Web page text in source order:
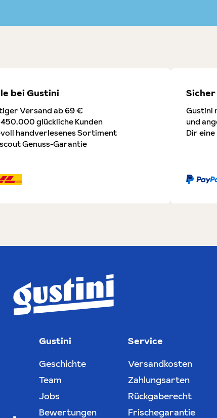
bei Gustini
Versand ab 69 €
glückliche Kunden
handverlesenes Sortiment
Genuss-Garantie
Gustini
und
Dir
Gustini
Geschichte
Team
Jobs
Bewertungen
Service
Versandkosten
Zahlungsarten
Rückgaberecht
Frischegarantie